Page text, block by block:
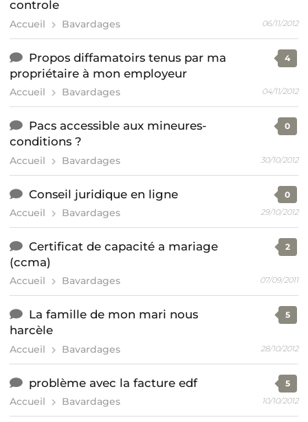
controle
Accueil Bavardages 06/11/2012
Propos diffamatoirs tenus par ma
propriétaire à mon employeur
Accueil Bavardages
4
04/11/2012
Pacs accessible aux mineures-
conditions ?
Accueil Bavardages
0
30/10/2012
Conseil juridique en ligne
Accueil Bavardages
0
29/10/2012
Certificat de capacité a mariage
(ccma)
Accueil Bavardages
2
07/09/2011
La famille de mon mari nous
harcèle
Accueil Bavardages
5
28/10/2012
problème avec la facture edf
Accueil Bavardages
5
10/10/2012